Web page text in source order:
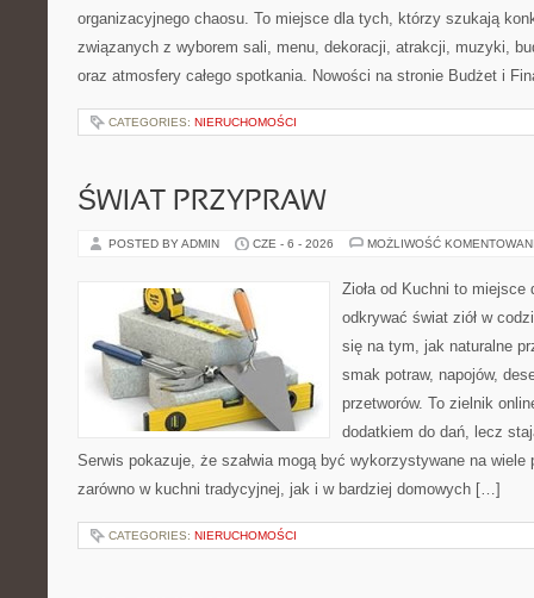
organizacyjnego chaosu. To miejsce dla tych, którzy szukają
związanych z wyborem sali, menu, dekoracji, atrakcji, muzyki,
oraz atmosfery całego spotkania. Nowości na stronie Budżet i
CATEGORIES: NIERUCHOMOŚCI
ŚWIAT PRZYPRAW
POSTED BY ADMIN CZE - 6 - 2026 MOŻLIWOŚĆ
Zioła od Kuchni to
odkrywać świat ziół w
się na tym, jak naturalne
smak potraw, napojów,
przetworów. To zielnik
dodatkiem do dań, lecz
Serwis pokazuje, że szałwia mogą być wykorzystywane na wiele
zarówno w kuchni tradycyjnej, jak i w bardziej domowych […]
CATEGORIES: NIERUCHOMOŚCI